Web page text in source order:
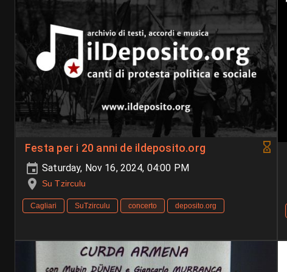
Festa per i 20 anni de ildeposito.org
Saturday, Nov 16, 2024, 04:00 PM
Su Tzirculu
Cagliari SuTzirculu concerto deposito.org